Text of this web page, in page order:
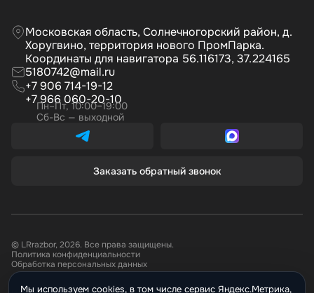
Московская область, Солнечногорский район, д.
Хоругвино, территория нового ПромПарка.
Координаты для навигатора 56.116173, 37.224165
5180742@mail.ru
+7 906 714-19-12
+7 966 060-20-10
Пн–Пт, 10:00–19:00
Сб-Вс — выходной
Заказать обратный звонок
© LRrazbor, 2026. Все права защищены.
Политика конфиденциальности
Обработка персональных данных
Мы используем cookies, в том числе сервис Яндекс.Метрика,